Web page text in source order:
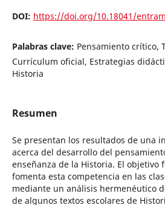
DOI: https://doi.org/10.18041/
Palabras clave: Pensamiento crítico,
Currículum oficial, Estrategias
Historia
Resumen
Se presentan los resultados de una
acerca del desarrollo del
enseñanza de la Historia. El objetivo
fomenta esta competencia en las
mediante un análisis hermenéutico
de algunos textos escolares de